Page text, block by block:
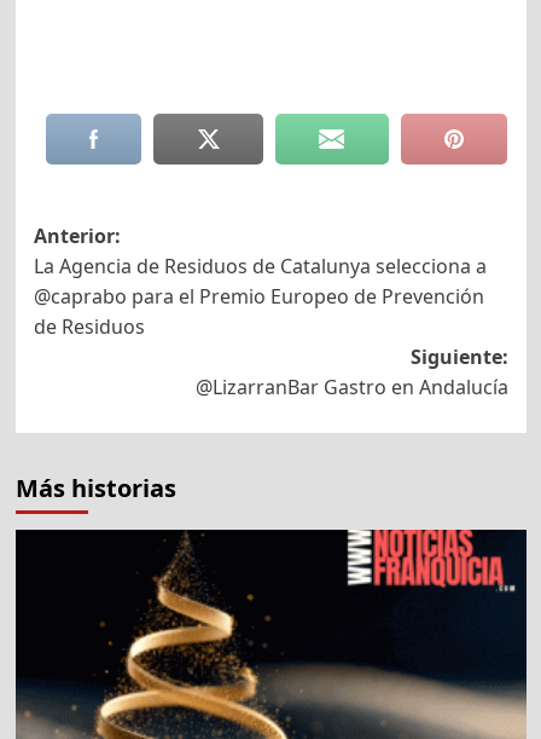
Navegación
de
entradas
Anterior:
La Agencia de Residuos de Catalunya selecciona a
@caprabo para el Premio Europeo de Prevención
de Residuos
Siguiente:
@LizarranBar Gastro en Andalucía
Más historias